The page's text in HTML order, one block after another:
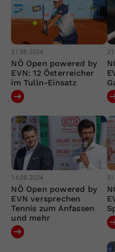
31.08.2024
NÖ Open powered by
EVN: 12 Österreicher
im Tulln-Einsatz
14.08.2024
NÖ Open powered by
EVN versprechen
Tennis zum Anfassen
und mehr